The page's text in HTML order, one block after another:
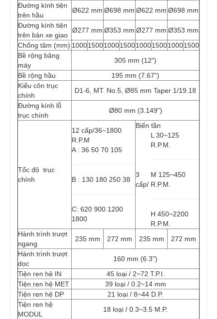
Đường kính tiện
trên hầu
Ø622 mm Ø698 mm Ø622 mm Ø698 mm
Đường kính tiện
trên bàn xe giao
Ø277 mm Ø353 mm Ø277 mm Ø353 mm
Chống tâm (mm) 10001500100015001000150010001500
Bề rộng băng
máy
305 mm (12")
Bề rộng hầu
195 mm (7.67")
Kiểu côn trục
chính
D1-6, MT. No.5, Ø85 mm Taper 1/19.18
Đường kính lỗ
trục chính
Ø80 mm (3.149")
Tốc độ trục
chính
12 cấp/36~1800
R.P.M
A : 36 50 70 105
B : 130 180 250 38
C: 620 900 1200
1800
Biến tần
3
cấp/
L 30~125
R.P.M.
M 125~450
R.P.M.
H 450~2200
R.P.M.
Hành trình trượt
ngang
235 mm 272 mm 235 mm
272 mm
Hành trình trượt
dọc
160 mm (6.3")
Tiện ren hệ IN
45 loại / 2~72 T.P.I.
Tiện ren hệ MET
39 loại / 0.2~14 mm
Tiện ren hệ DP
21 loại / 8~44 D.P.
Tiện ren hệ
MODUL
18 loại / 0.3~3.5 M.P.